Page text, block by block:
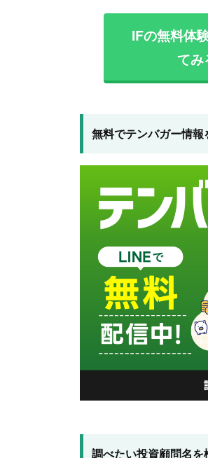
IFの無料体
てみ
無料でテンバガー情報
調べたい投資顧問名を